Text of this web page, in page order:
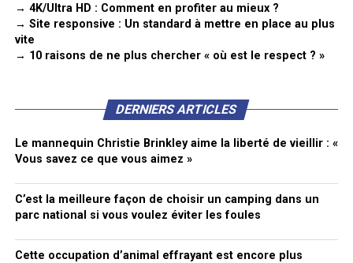
→ 4K/Ultra HD : Comment en profiter au mieux ?
→ Site responsive : Un standard à mettre en place au plus
vite
→ 10 raisons de ne plus chercher « où est le respect ? »
DERNIERS ARTICLES
Le mannequin Christie Brinkley aime la liberté de vieillir : «
Vous savez ce que vous aimez »
C’est la meilleure façon de choisir un camping dans un
parc national si vous voulez éviter les foules
Cette occupation d’animal effrayant est encore plus